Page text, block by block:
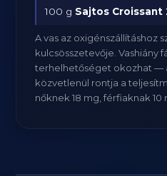
100 g Sajtos Croissant
A vas az oxigénszállításhoz
kulcsösszetevője. Vashiány
terhelhetőséget okozhat —
közvetlenül rontja a
nőknek 18 mg, férfiaknak 10